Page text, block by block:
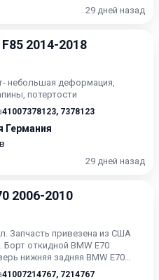
29 дней назад
2014-2018
небольшая деформация,
потертости
41007378123, 7378123
Германия
29 дней назад
2006-2010
Запчасть привезена из CШA
Борт откидной BMW E70
нижняя задняя BMW E70
нижняя BMW X5...
41007214767, 7214767